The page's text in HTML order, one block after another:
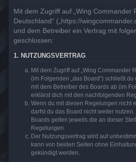
Mit dem Zugriff auf „Wing Commander
Deutschland“ („https://
und dem Betreiber ein Vertrag mit
geschlossen:
1. NUTZUNGSVERTRAG
Mit dem Zugriff auf „Wing Commander
(im Folgenden „das Board“) schließt
mit dem Betreiber des Boards ab (im
erklärst dich mit den nachfolgenden
Wenn du mit diesen Regelungen nicht
darfst du das Board nicht weiter
Boards gelten jeweils die an dieser
Regelungen.
Der Nutzungsvertrag wird auf
kann von beiden Seiten ohne
gekündigt werden.